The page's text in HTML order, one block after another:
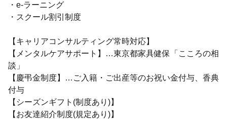
・e-ラーニング
・スクール割引制度
【キャリアコンサルティング常時対応】
【メンタルケアサポート】…東京都家具健保「こころの相
談」
【慶弔金制度】…ご入籍・ご出産等のお祝い金付与、香典
付与
【シーズンギフト(制度あり)】
【お友達紹介制度(規定あり)】